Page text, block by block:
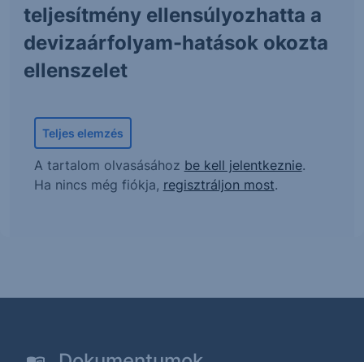
teljesítmény ellensúlyozhatta a
devizaárfolyam-hatások okozta
ellenszelet
Teljes elemzés
A tartalom olvasásához be kell jelentkeznie.
Ha nincs még fiókja, regisztráljon most.